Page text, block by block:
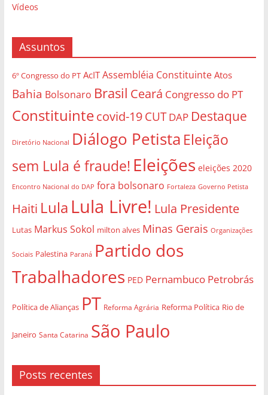
Vídeos
Assuntos
6º Congresso do PT AcIT Assembléia Constituinte Atos
Bahia Bolsonaro Brasil Ceará Congresso do PT
Constituintecovid-19CUT DAP Destaque
Diretório Nacional Diálogo Petista Eleição
sem Lula é fraude! Eleições eleições 2020
Encontro Nacional do DAP fora bolsonaro Fortaleza Governo Petista
Haiti Lula Lula Livre! Lula Presidente
Lutas Markus Sokol milton alves Minas Gerais Organizações
Sociais Palestina Paraná Partido dos
Trabalhadores PED Pernambuco Petrobrás
Política de Alianças PT Reforma Agrária Reforma Política Rio de
Janeiro Santa Catarina São Paulo
Posts recentes